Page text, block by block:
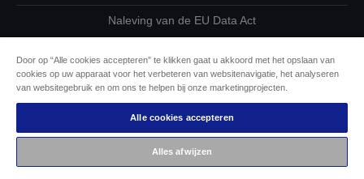
Naleving van de EU Data Act
Cookie-informatie
De toewijding van Epson aan toegankelijkheid
Auteursrecht © 2026 Seiko Epson
Door op “Alle cookies accepteren” te klikken gaat u akkoord met het opslaan van
cookies op uw apparaat voor het verbeteren van websitenavigatie, het analyseren
van websitegebruik en om ons te helpen bij onze marketingprojecten.
Alle cookies accepteren
Alles afwijzen